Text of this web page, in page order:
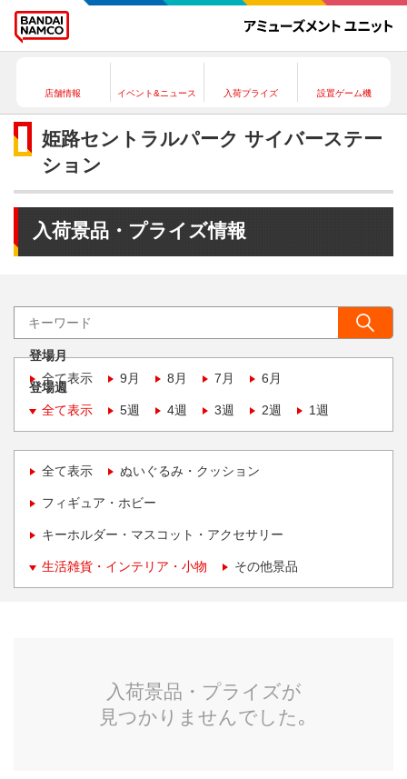
店舗情報 イベント&ニュース 入荷プライズ 設置ゲーム機
姫路セントラルパーク サイバーステー
ション
入荷景品・プライズ情報
登場月
全て表示
9月 8月 7月 6月
登場週
全て表示
5週 4週 3週 2週 1週
全て表示 ぬいぐるみ・クッション
フィギュア・ホビー
キーホルダー・マスコット・アクセサリー
生活雑貨・インテリア・小物 その他景品